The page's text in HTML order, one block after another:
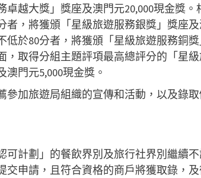
卓越大獎」獎座及澳門元20,000現金獎
者，將獲頒「星級旅遊服務銀獎」獎座
低於80分者，將獲頒「星級旅遊服務銅
，取得分組主題評項最高總評分的「星
門元5,000現金獎。
參加旅遊局組織的宣傳和活動，以及錄
可計劃」的餐飲界別及旅行社界別繼續
交申請，且符合資格的商戶將獲取錄，